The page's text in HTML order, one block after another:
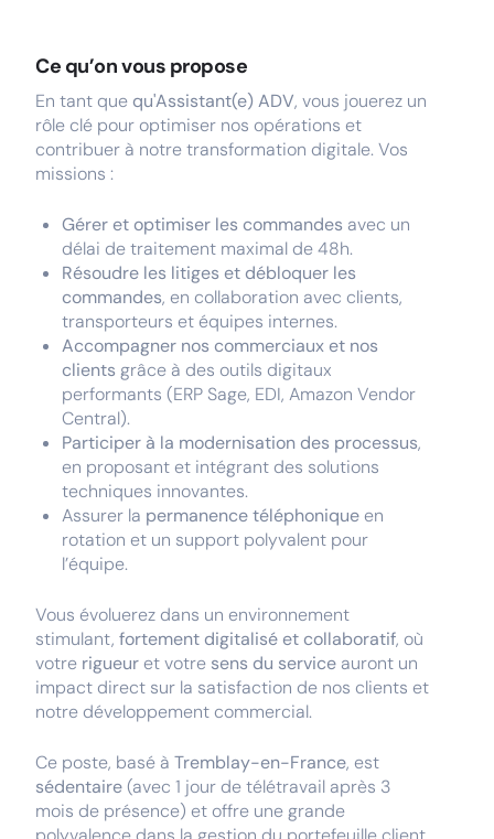
Ce qu’on vous propose
En tant que qu'Assistant(e) ADV, vous jouerez un
rôle clé pour optimiser nos opérations et
contribuer à notre transformation digitale. Vos
missions :
Gérer et optimiser les commandes avec un
délai de traitement maximal de 48h.
Résoudre les litiges et débloquer les
commandes, en collaboration avec clients,
transporteurs et équipes internes.
Accompagner nos commerciaux et nos
clients grâce à des outils digitaux
performants (ERP Sage, EDI, Amazon Vendor
Central).
Participer à la modernisation des processus,
en proposant et intégrant des solutions
techniques innovantes.
Assurer la permanence téléphonique en
rotation et un support polyvalent pour
l’équipe.
Vous évoluerez dans un environnement
stimulant, fortement digitalisé et collaboratif, où
votre rigueur et votre sens du service auront un
impact direct sur la satisfaction de nos clients et
notre développement commercial.
Ce poste, basé à Tremblay-en-France, est
sédentaire(avec 1 jour de télétravail après 3
mois de présence) et offre une grande